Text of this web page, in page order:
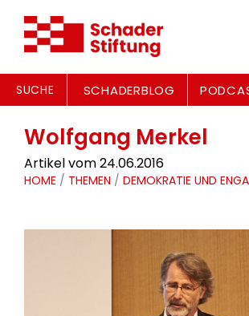
SUCHE SCHADERBLOG
Wolfgang Merkel
Artikel vom 24.06.2016
HOME / THEMEN / DEMOKRATIE UND